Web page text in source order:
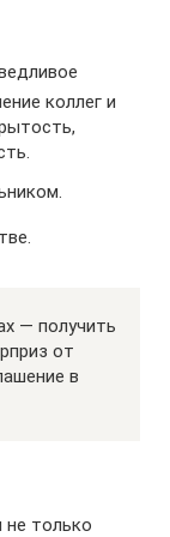
коллег и
— получить
от
в
не только